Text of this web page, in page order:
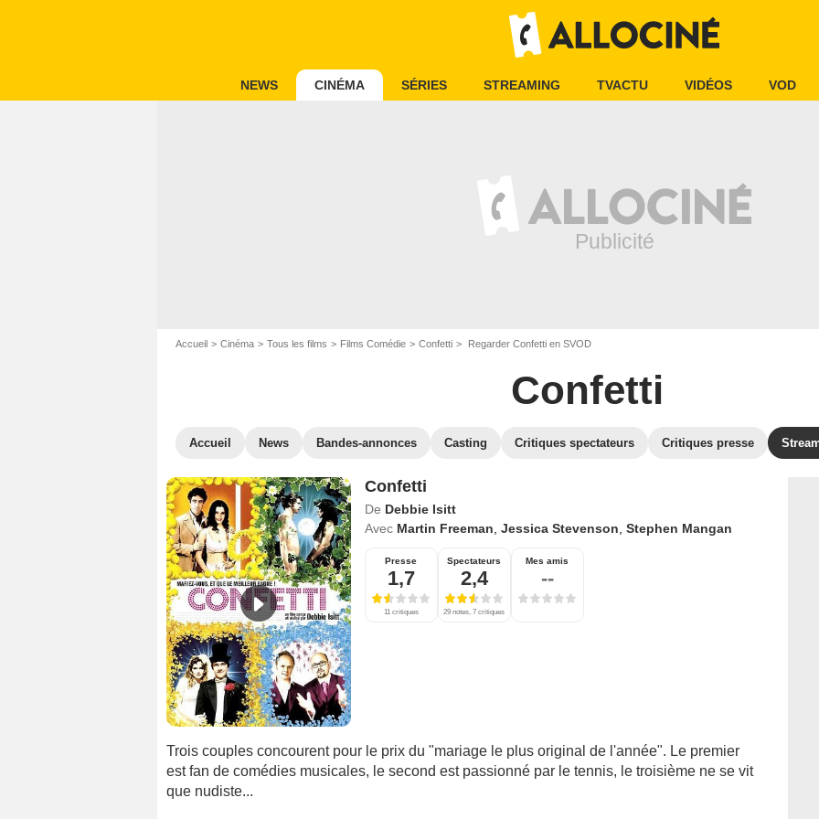
NEWS CINÉMA SÉRIES STREAMING TVACTU VIDÉOS VOD
Accueil Cinéma Tous les films Films Comédie Confetti Regarder Confetti en SVOD
Confetti
Accueil News Bandes-annonces Casting Critiques spectateurs Critiques presse
Confetti
De Debbie Isitt
Avec Martin Freeman Jessica Stevenson Stephen Mangan
Presse
1,7
11 critiques
Spectateurs
2,4
29 notes, 7 critiques
Mes amis
--
Trois couples concourent pour le prix du "mariage le plus original de l'année". Le premier
est fan de comédies musicales, le second est passionné par le tennis, le troisième ne se vit
que nudiste...